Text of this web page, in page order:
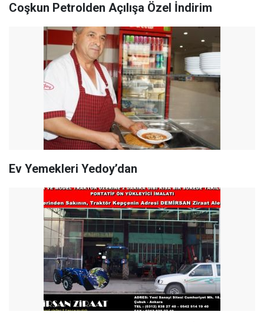
Coşkun Petrolden Açılışa Özel İndirim
Ev Yemekleri Yedoy’dan